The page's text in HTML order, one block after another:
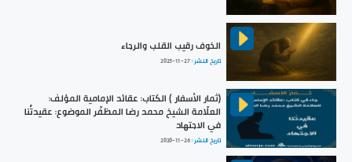
الخوف رقيب القلب والرجاء
تاريخ النشر :2025-11-27
(ثمار الأسفار ) الكتاب: عقائد الإمامية المؤلف:
العلّامة الشيخ محمد رضا المظفّر الموضوع: عقيدتُنا
في الاجتهاد
تاريخ النشر :2020-11-26